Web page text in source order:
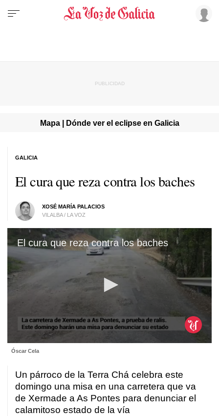
Mapa | Dónde ver el eclipse en Galicia
El cura que reza contra los baches
XOSÉ MARÍA PALACIOS
VILALBA / LA VOZ
GALICIA
El cura que reza contra los baches
seconds
minute,
23
seconds
Óscar Cela
Un párroco de la Terra Chá celebra este
domingo una misa en una carretera que va
de Xermade a As Pontes para denunciar el
calamitoso estado de la vía